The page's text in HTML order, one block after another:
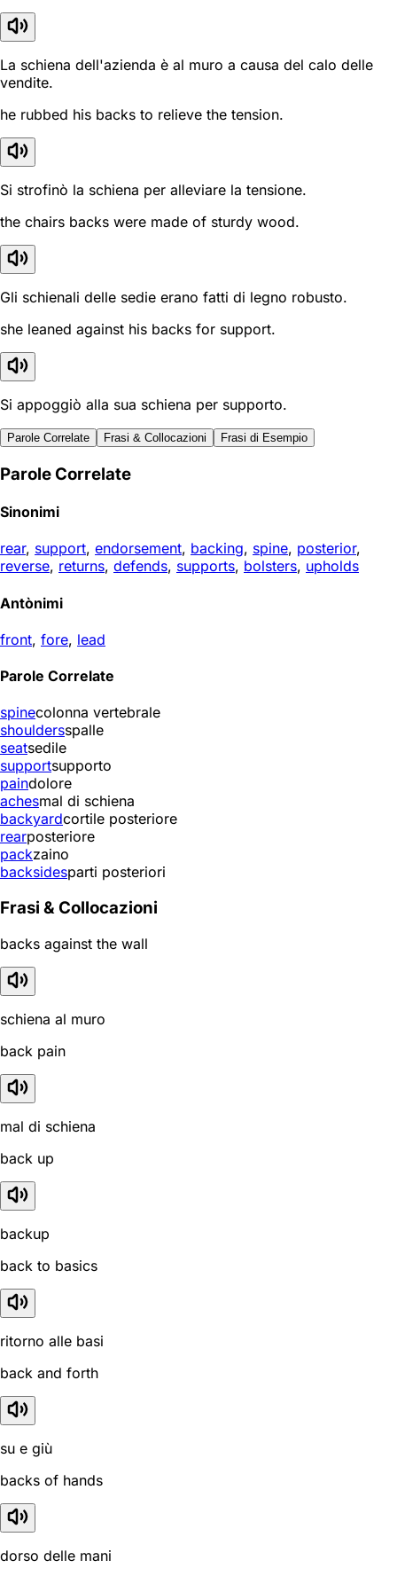
La schiena dell'azienda è al muro a causa del calo delle
vendite.
he rubbed his backs to relieve the tension.
Si strofinò la schiena per alleviare la tensione.
the chairs backs were made of sturdy wood.
Gli schienali delle sedie erano fatti di legno robusto.
she leaned against his backs for support.
Si appoggiò alla sua schiena per supporto.
Parole Correlate Frasi & Collocazioni Frasi di Esempio
Parole Correlate
Sinonimi
rear, support, endorsement, backing, spine, posterior,
reverse, returns, defends, supports, bolsters, upholds
Antònimi
front, fore, lead
Parole Correlate
spinecolonna vertebrale
shouldersspalle
seatsedile
supportsupporto
paindolore
achesmal di schiena
backyardcortile posteriore
rearposteriore
packzaino
backsidesparti posteriori
Frasi & Collocazioni
backs against the wall
schiena al muro
back pain
mal di schiena
back up
backup
back to basics
ritorno alle basi
back and forth
su e giù
backs of hands
dorso delle mani